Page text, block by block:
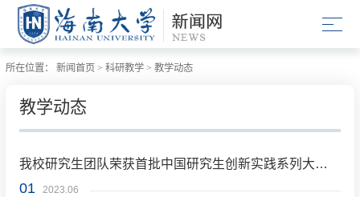
所在位置： 新闻首页 > 科研教学 > 教学动态
教学动态
01 2023.06
我校研究生团队荣获首批中国研究生创新实践系列大赛最高荣誉奖